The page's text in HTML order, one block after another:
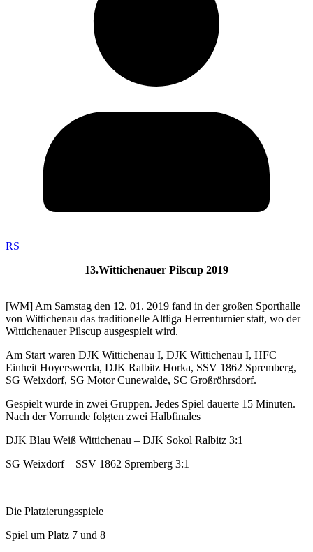
RS
13.Wittichenauer Pilscup 2019
[WM] Am Samstag den 12. 01. 2019 fand in der großen Sporthalle
von Wittichenau das traditionelle Altliga Herrenturnier statt, wo der
Wittichenauer Pilscup ausgespielt wird.
Am Start waren DJK Wittichenau I, DJK Wittichenau I, HFC
Einheit Hoyerswerda, DJK Ralbitz Horka, SSV 1862 Spremberg,
SG Weixdorf, SG Motor Cunewalde, SC Großröhrsdorf.
Gespielt wurde in zwei Gruppen. Jedes Spiel dauerte 15 Minuten.
Nach der Vorrunde folgten zwei Halbfinales
DJK Blau Weiß Wittichenau – DJK Sokol Ralbitz 3:1
SG Weixdorf – SSV 1862 Spremberg 3:1
Die Platzierungsspiele
Spiel um Platz 7 und 8